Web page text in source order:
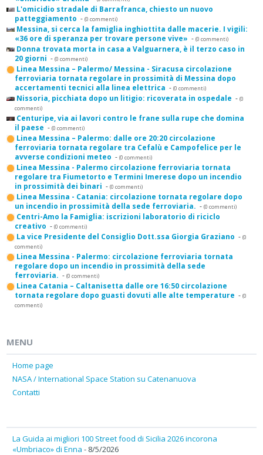
L'omicidio stradale di Barrafranca, chiesto un nuovo
patteggiamento - (0 commenti)
Messina, si cerca la famiglia inghiottita dalle macerie. I vigili:
«36 ore di speranza per trovare persone vive» - (0 commenti)
Donna trovata morta in casa a Valguarnera, è il terzo caso in
20 giorni - (0 commenti)
Linea Messina – Palermo/ Messina - Siracusa circolazione
ferroviaria tornata regolare in prossimità di Messina dopo
accertamenti tecnici alla linea elettrica - (0 commenti)
Nissoria, picchiata dopo un litigio: ricoverata in ospedale - (0
commenti)
Centuripe, via ai lavori contro le frane sulla rupe che domina
il paese - (0 commenti)
Linea Messina – Palermo: dalle ore 20:20 circolazione
ferroviaria tornata regolare tra Cefalù e Campofelice per le
avverse condizioni meteo - (0 commenti)
Linea Messina - Palermo circolazione ferroviaria tornata
regolare tra Fiumetorto e Termini Imerese dopo un incendio
in prossimità dei binari - (0 commenti)
Linea Messina - Catania: circolazione tornata regolare dopo
un incendio in prossimità della sede ferroviaria. - (0 commenti)
Centri-Amo la Famiglia: iscrizioni laboratorio di riciclo
creativo - (0 commenti)
La vice Presidente del Consiglio Dott.ssa Giorgia Graziano - (0
commenti)
Linea Messina - Palermo: circolazione ferroviaria tornata
regolare dopo un incendio in prossimità della sede
ferroviaria. - (0 commenti)
Linea Catania – Caltanisetta dalle ore 16:50 circolazione
tornata regolare dopo guasti dovuti alle alte temperature - (0
commenti)
MENU
Home page
NASA / International Space Station su Catenanuova
Contatti
La Guida ai migliori 100 Street food di Sicilia 2026 incorona
«Umbriaco» di Enna - 8/5/2026